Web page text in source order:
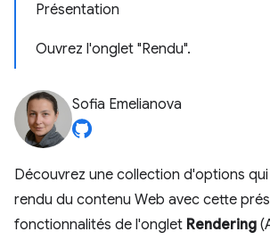
Présentation
Ouvrez l'onglet "Rendu".
Sofia Emelianova
Découvrez une collection d'options
rendu du contenu Web avec cette
fonctionnalités de l'onglet Rendering